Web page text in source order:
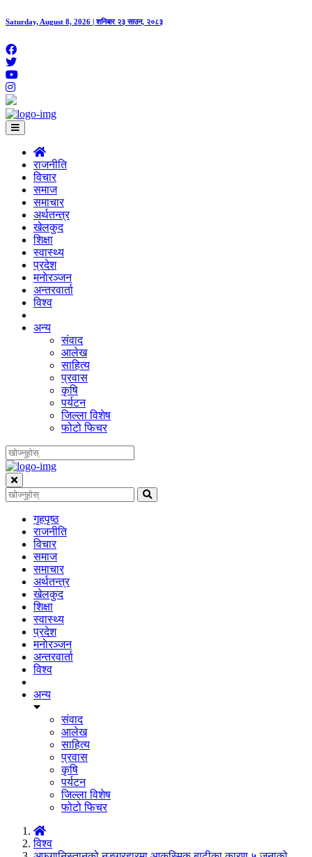
Saturday, August 8, 2026 | शनिबार २३ साउन, २०८३
राजनीति
विचार
समाज
समाचार
अर्थतन्त्र
खेलकुद
शिक्षा
स्वास्थ्य
प्रदेश
मनाेरञ्जन
अन्तरवार्ता
विश्व
अन्य
संवाद
आलेख
साहित्य
प्रवास
कृषि
पर्यटन
जिल्ला विशेष
फोटो फिचर
गृहपृष्‍ठ
राजनीति
विचार
समाज
समाचार
अर्थतन्त्र
खेलकुद
शिक्षा
स्वास्थ्य
प्रदेश
मनाेरञ्जन
अन्तरवार्ता
विश्व
अन्य
संवाद
आलेख
साहित्य
प्रवास
कृषि
पर्यटन
जिल्ला विशेष
फोटो फिचर
विश्व